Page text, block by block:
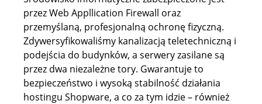
przez Web Appllication Firewall oraz
przemyślaną, profesjonalną ochronę fizyczną.
Zdywersyfikowaliśmy kanalizacją teletechniczną i
podejścia do budynków, a serwery zasilane są
przez dwa niezależne tory. Gwarantuje to
bezpieczeństwo i wysoką stabilność działania
hostingu Shopware, a co za tym idzie – również